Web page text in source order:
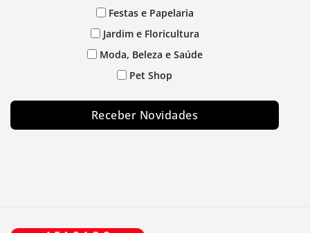
Festas e Papelaria
Jardim e Floricultura
Moda, Beleza e Saúde
Pet Shop
Receber Novidades